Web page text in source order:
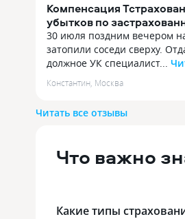
Компенсация
убытков по
квартире
30 июля поздним вечером
затопили соседи сверху.
должное УК специалист...
30 июля поздним вечером
затопили соседи сверху.
приехал, провел
Константин Москва
Читать все отзывы
Что важно
Какие типы